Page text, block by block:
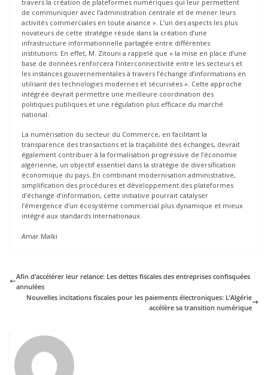
travers la création de plateformes numériques qui leur permettent
de communiquer avec l’administration centrale et de mener leurs
activités commerciales en toute aisance ». L’un des aspects les plus
novateurs de cette stratégie réside dans la création d’une
infrastructure informationnelle partagée entre différentes
institutions. En effet, M. Zitouni a rappelé que « la mise en place d’une
base de données renforcera l’interconnectivité entre les secteurs et
les instances gouvernementales à travers l’échange d’informations en
utilisant des technologies modernes et sécurisées ». Cette approche
intégrée devrait permettre une meilleure coordination des
politiques publiques et une régulation plus efficace du marché
national.
La numérisation du secteur du Commerce, en facilitant la
transparence des transactions et la traçabilité des échanges, devrait
également contribuer à la formalisation progressive de l’économie
algérienne, un objectif essentiel dans la stratégie de diversification
économique du pays. En combinant modernisation administrative,
simplification des procédures et développement des plateformes
d’échange d’information, cette initiative pourrait catalyser
l’émergence d’un écosystème commercial plus dynamique et mieux
intégré aux standards internationaux.
Amar Malki
Afin d’accélérer leur relance: Les dettes fiscales des entreprises confisquées
annulées
Nouvelles incitations fiscales pour les paiements électroniques: L’Algérie
accélère sa transition numérique